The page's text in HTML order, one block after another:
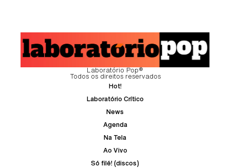
Laboratório Pop®
Todos os direitos reservados
Hot!
Laboratório Crítico
News
Agenda
Na Tela
Ao Vivo
Só filé! (discos)